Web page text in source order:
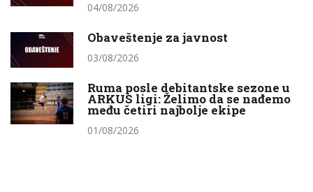
04/08/2026
Obaveštenje za javnost
03/08/2026
Ruma posle debitantske sezone u
ARKUS ligi: Želimo da se nađemo
među četiri najbolje ekipe
01/08/2026